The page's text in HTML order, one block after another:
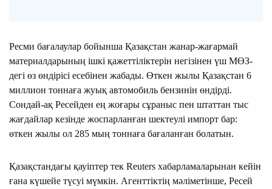
Ресми бағалаулар бойынша Қазақстан жанар-жағармай
материалдарының ішкі қажеттіліктерін негізінен үш МӨЗ-
дегі өз өндірісі есебінен жабады. Өткен жылы Қазақстан 6
миллион тоннаға жуық автомобиль бензинін өндірді.
Сондай-ақ Ресейден ең жоғары сұраныс пен штаттан тыс
жағдайлар кезінде жоспарланған шектеулі импорт бар:
өткен жылы ол 285 мың тоннаға бағаланған болатын.
Қазақстандағы қауіптер тек Reuters хабарламаларынан кейін
ғана күшейе түсуі мүмкін. Агенттіктің мәліметінше, Ресей